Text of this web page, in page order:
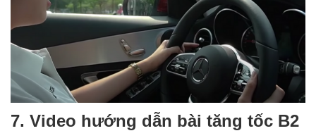
7. Video hướng dẫn bài tăng tốc B2